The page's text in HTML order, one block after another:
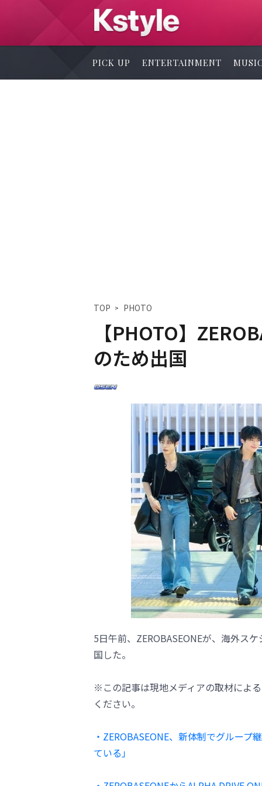
PICK UP ENTERTAINMENT
TOP PHOTO
【PHOTO】
のため出国
5日午前、ZEROBASEONEが、海外ス
国した。
※この記事は現地メディアの取材によ
ください。
・ZEROBASEONE、新体制でグルー
ている」